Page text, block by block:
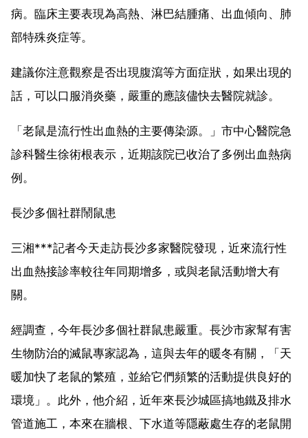
病。臨床主要表現為高熱、淋巴結腫痛、出血傾向、肺
部特殊炎症等。
建議你注意觀察是否出現腹瀉等方面症狀，如果出現的
話，可以口服消炎藥，嚴重的應該儘快去醫院就診。
「老鼠是流行性出血熱的主要傳染源。」市中心醫院急
診科醫生徐術根表示，近期該院已收治了多例出血熱病
例。
長沙多個社群鬧鼠患
三湘***記者今天走訪長沙多家醫院發現，近來流行性
出血熱接診率較往年同期增多，或與老鼠活動增大有
關。
經調查，今年長沙多個社群鼠患嚴重。長沙市家幫有害
生物防治的滅鼠專家認為，這與去年的暖冬有關，「天
暖加快了老鼠的繁殖，並給它們頻繁的活動提供良好的
環境」。此外，他介紹，近年來長沙城區搞地鐵及排水
管道施工，本來在牆根、下水道等隱蔽處生存的老鼠開